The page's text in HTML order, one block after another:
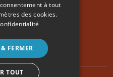
à tout
des cookies.
FERMER
TOUT